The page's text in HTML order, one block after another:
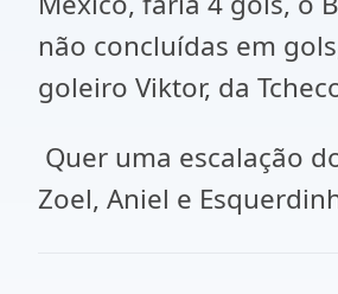
não concluídas em
goleiro Viktor, da
Quer uma escalação
Zoel, Aniel e